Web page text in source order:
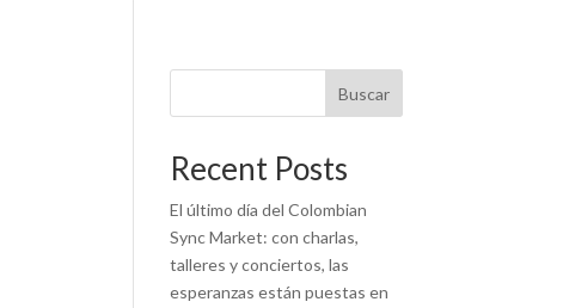
Buscar
Recent Posts
El último día del Colombian
Sync Market: con charlas,
talleres y conciertos, las
esperanzas están puestas en